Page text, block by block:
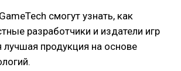
смогут узнать, как
разработчики и издатели игр
лучшая продукция на основе